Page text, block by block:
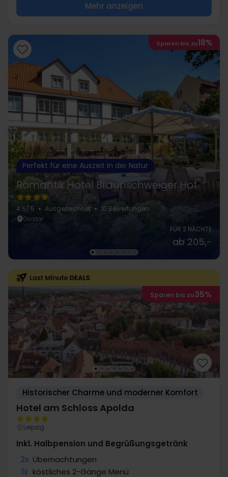
Mehr anzeigen
Sparen bis zu18%
Perfekt für eine Auszeit in der Natur
Romantik Hotel Braunschweiger Hof
4.5/ 5 Ausgezeichnet
10 Bewertungen
Goslar
FÜR 2 NÄCHTE
ab 205,-
Sparen bis zu35%
Historischer Charme und moderner Komfort
Hotel am Schloss Apolda
Leipzig
Inkl. Halbpension und Begrüßungsgetränk
2x Übernachtungen
1x köstliches 2-Gänge Menü